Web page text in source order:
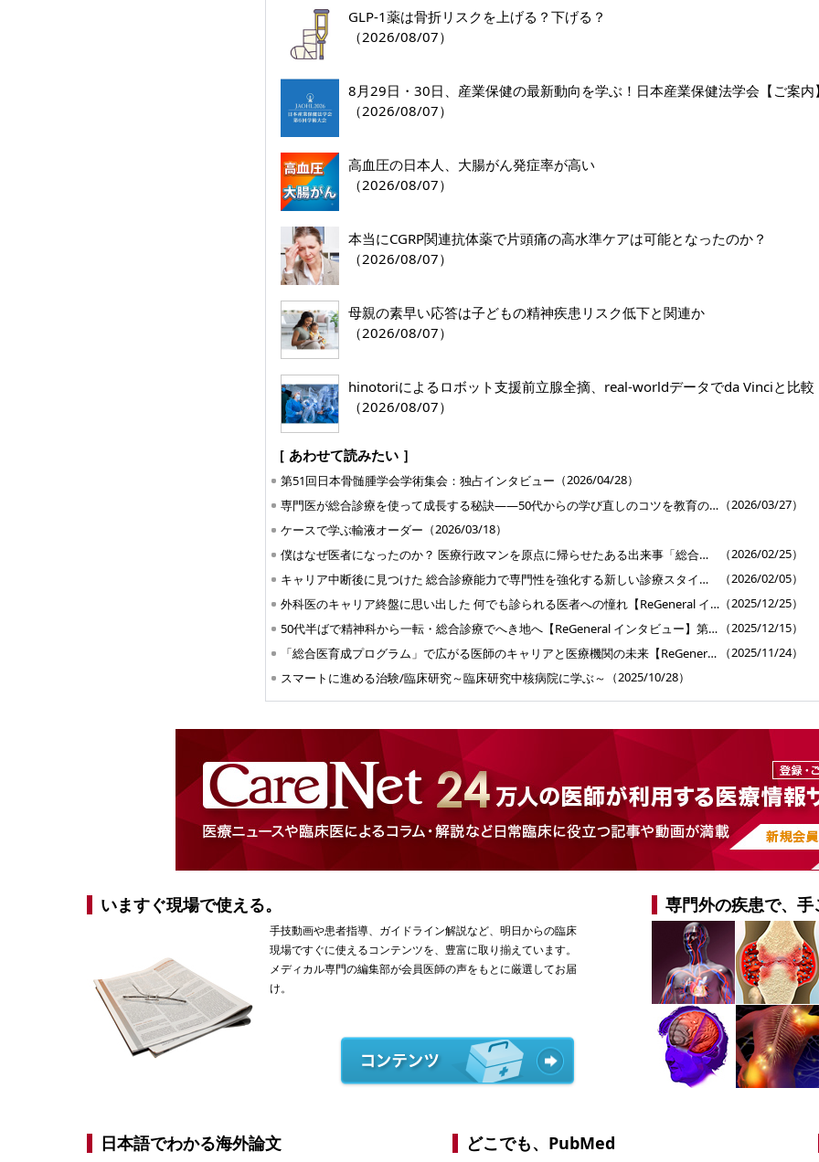
GLP-1薬は骨折リスクを上げる？下げる？
（2026/08/07）
8月29日・30日、産業保健の最新動向を学ぶ！日本産業保健法学会【ご案内】
（2026/08/07）
高血圧の日本人、大腸がん発症率が高い
（2026/08/07）
本当にCGRP関連抗体薬で片頭痛の高水準ケアは可能となったのか？
（2026/08/07）
母親の素早い応答は子どもの精神疾患リスク低下と関連か
（2026/08/07）
hinotoriによるロボット支援前立腺全摘、real-worldデータでda Vinciと比較
（2026/08/07）
［ あわせて読みたい ］
第51回日本骨髄腫学会学術集会：独占インタビュー （2026/04/28）
専門医が総合診療を使って成長する秘訣――50代からの学び直しのコツを教育のプロに聞く【ReGeneral インタビュー】第6回 （2026/03/27）
ケースで学ぶ輸液オーダー （2026/03/18）
僕はなぜ医者になったのか？ 医療行政マンを原点に帰らせたある出来事「総合医育成プログラム」インタビュー【ReGeneral インタビュー】第5回
（2026/02/25）
キャリア中断後に見つけた 総合診療能力で専門性を強化する新しい診療スタイル【ReGeneral インタビュー】第4回
（2026/02/05）
外科医のキャリア終盤に思い出した 何でも診られる医者への憧れ【ReGeneral インタビュー】第3回 （2025/12/25）
50代半ばで精神科から一転・総合診療でへき地へ【ReGeneral インタビュー】第2回 （2025/12/15）
「総合医育成プログラム」で広がる医師のキャリアと医療機関の未来【ReGeneral インタビュー】第1回
（2025/11/24）
スマートに進める治験/臨床研究～臨床研究中核病院に学ぶ～ （2025/10/28）
いますぐ現場で使える。
手技動画や患者指導、ガイドライン解説など、明日からの臨床
現場ですぐに使えるコンテンツを、豊富に取り揃えています。
メディカル専門の編集部が会員医師の声をもとに厳選してお届
け。
専門外の疾患で、手
日本語でわかる海外論文 どこでも、PubMed